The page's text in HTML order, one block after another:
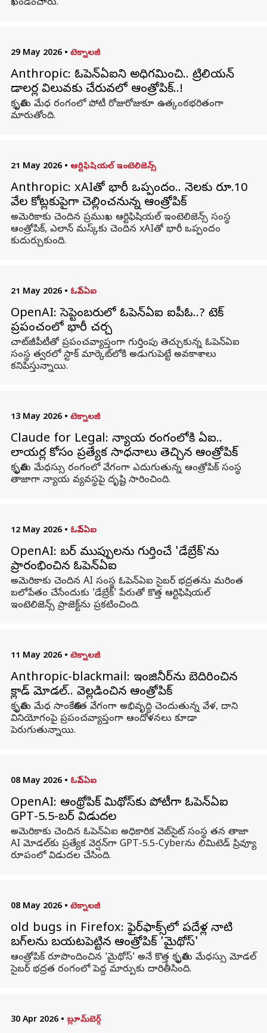
ఖండించారు.
29 May 2026 • టెక్నాలజీ
Anthropic: ఓపెన్‌ఏఐని అధిగమించి.. ట్రిలియన్‌
డాలర్ల విలువకు చేరువలో ఆంత్రోపిక్‌..!
కృత్రిమ మేధ రంగంలో పోటీ రోజురోజుకూ ఉత్కంఠభరితంగా
మారుతోంది.
21 May 2026 • ఆర్టిఫిషియల్ ఇంటెలిజెన్స్
Anthropic: xAIతో భారీ ఒప్పందం.. నెలకు రూ.10
వేల కోట్లకుపైగా చెల్లించనున్న ఆంత్రోపిక్
అమెరికాకు చెందిన ప్రముఖ ఆర్టిఫిషియల్ ఇంటెలిజెన్స్ సంస్థ
ఆంత్రోపిక్, ఎలాన్ మస్క్‌కు చెందిన xAIతో భారీ ఒప్పందం
కుదుర్చుకుంది.
21 May 2026 • ఓపెన్ఏఐ
OpenAI: సెప్టెంబరులో ఓపెన్‌ఏఐ ఐపీఓ..? టెక్
ప్రపంచంలో భారీ చర్చ
చాట్‌జీపీటీతో ప్రపంచవ్యాప్తంగా గుర్తింపు తెచ్చుకున్న ఓపెన్‌ఏఐ
సంస్థ త్వరలో స్టాక్ మార్కెట్‌లోకి అడుగుపెట్టే అవకాశాలు
కనిపిస్తున్నాయి.
13 May 2026 • టెక్నాలజీ
Claude for Legal: న్యాయ రంగంలోకి ఏఐ..
లాయర్ల కోసం ప్రత్యేక సాధనాలు తెచ్చిన ఆంత్రోపిక్
కృత్రిమ మేధస్సు రంగంలో వేగంగా ఎదుగుతున్న ఆంత్రోపిక్ సంస్థ
తాజాగా న్యాయ వ్యవస్థపై దృష్టి సారించింది.
12 May 2026 • ఓపెన్ఏఐ
OpenAI: సైబర్‌ ముప్పులను గుర్తించే 'డేబ్రేక్'ను
ప్రారంభించిన ఓపెన్‌ఏఐ
అమెరికాకు చెందిన AI సంస్థ ఓపెన్‌ఏఐ సైబర్‌ భద్రతను మరింత
బలోపేతం చేసేందుకు 'డేబ్రేక్' పేరుతో కొత్త ఆర్టిఫిషియల్‌
ఇంటెలిజెన్స్‌ ప్రాజెక్ట్‌ను ప్రకటించింది.
11 May 2026 • టెక్నాలజీ
Anthropic-blackmail: ఇంజినీర్‌ను బెదిరించిన
క్లాడ్‌ మోడల్‌.. వెల్లడించిన ఆంత్రోపిక్
కృత్రిమ మేధ సాంకేతికత వేగంగా అభివృద్ధి చెందుతున్న వేళ, దాని
వినియోగంపై ప్రపంచవ్యాప్తంగా ఆందోళనలు కూడా
పెరుగుతున్నాయి.
08 May 2026 • ఓపెన్ఏఐ
OpenAI: ఆంథ్రోపిక్ మిథోస్‌కు పోటీగా ఓపెన్‌ఏఐ
GPT-5.5-సైబర్ విడుదల
అమెరికాకు చెందిన ఓపెన్‌ఏఐ అధికారిక వెబ్‌సైట్ సంస్థ తన తాజా
AI మోడల్‌కు ప్రత్యేక వెర్షన్‌గా GPT-5.5-Cyber‌ను లిమిటెడ్ ప్రివ్యూ
రూపంలో విడుదల చేసింది.
08 May 2026 • టెక్నాలజీ
old bugs in Firefox: ఫైర్‌ఫాక్స్‌లో పదేళ్ల నాటి
బగ్‌లను బయటపెట్టిన ఆంత్రోపిక్ 'మైథోస్'
ఆంత్రోపిక్ రూపొందించిన 'మైథోస్' అనే కొత్త కృత్రిమ మేధస్సు మోడల్
సైబర్ భద్రత రంగంలో పెద్ద మార్పుకు దారితీసింది.
30 Apr 2026 • బ్లూమ్‌బెర్గ్